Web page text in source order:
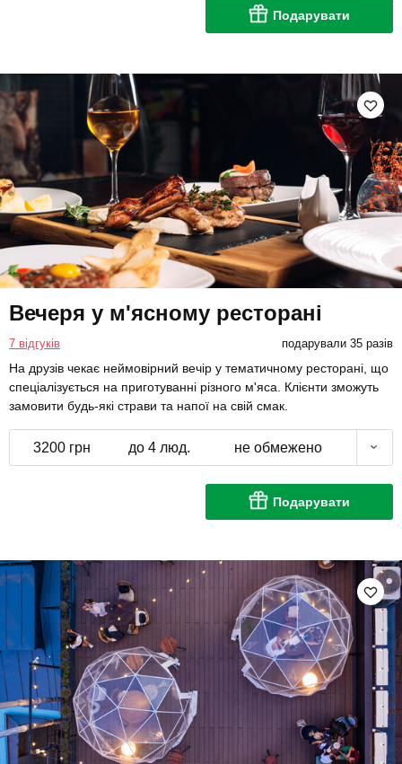
Подарувати
Вечеря у м'ясному ресторані
7 відгуків подарували 35 разів
На друзів чекає неймовірний вечір у тематичному ресторані, що
спеціалізується на приготуванні різного м'яса. Клієнти зможуть
замовити будь-які страви та напої на свій смак.
3200 грн до 4 люд. не обмежено
Подарувати